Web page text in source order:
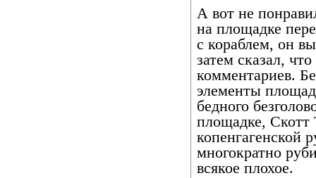
А вот не
на площадке
с кораблем, он
затем сказал,
комментариев.
элементы
бедного
площадке, Скотт
копенгагенской
многократно
всякое плохое.